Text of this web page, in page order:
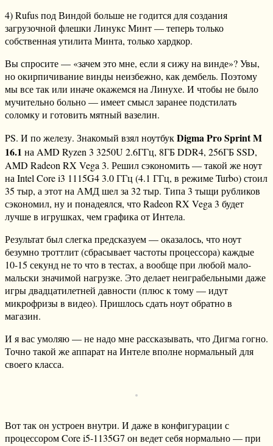
4) Rufus под Виндой больше не годится для создания
загрузочной флешки Линукс Минт — теперь только
собственная утилита Минта, только хардкор.
Вы спросите — «зачем это мне, если я сижу на винде»? Увы,
но окирпичивание винды неизбежно, как дембель. Поэтому
мы все так или иначе окажемся на Линухе. И чтобы не было
мучительно больно — имеет смысл заранее подстилать
соломку и готовить мятный вазелин.
PS. И по железу. Знакомый взял ноутбукDigma Pro Sprint M
16.1 на AMD Ryzen 3 3250U 2.6ГГц, 8ГБ DDR4, 256ГБ SSD,
AMD Radeon RX Vega 3. Решил сэкономить — такой же ноут
на Intel Core i3 1115G4 3.0 ГГц (4.1 ГГц, в режиме Turbo) стоил
35 тыр, а этот на АМД шел за 32 тыр. Типа 3 тыщи рубликов
сэкономил, ну и понадеялся, что Radeon RX Vega 3 будет
лучше в игрушках, чем графика от Интела.
Результат был слегка предсказуем — оказалось, что ноут
безумно троттлит (сбрасывает частоты процессора) каждые
10-15 секунд не то что в тестах, а вообще при любой мало-
мальски значимой нагрузке. Это делает неиграбельными даже
игры двадцатилетней давности (плюс к тому — идут
микрофризы в видео). Пришлось сдать ноут обратно в
магазин.
И я вас умоляю — не надо мне рассказывать, что Дигма гогно.
Точно такой же аппарат на Интеле вполне нормальный для
своего класса.
Вот так он устроен внутри. И даже в конфигурации с
процессором Core i5-1135G7 он ведет себя нормально — при